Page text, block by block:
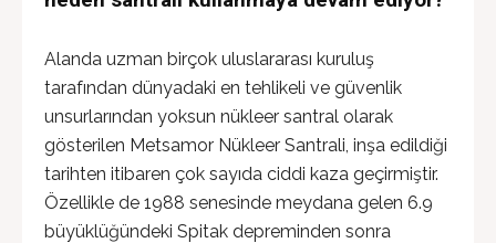
Alanda uzman birçok uluslararası kuruluş
tarafından dünyadaki en tehlikeli ve güvenlik
unsurlarından yoksun nükleer santral olarak
gösterilen Metsamor Nükleer Santrali, inşa edildiği
tarihten itibaren çok sayıda ciddi kaza geçirmiştir.
Özellikle de 1988 senesinde meydana gelen 6.9
büyüklüğündeki Spitak depreminden sonra